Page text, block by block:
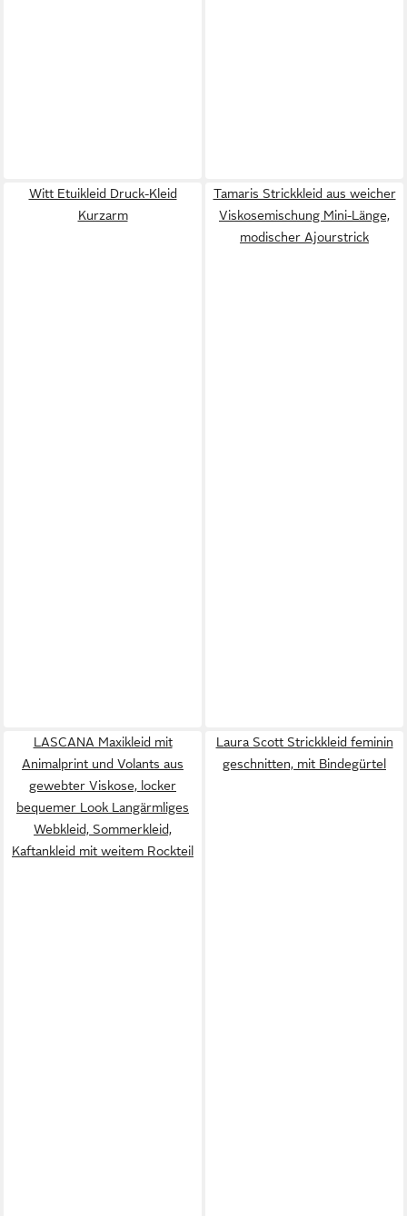
Witt Etuikleid Druck-Kleid
Kurzarm
Tamaris Strickkleid aus weicher
Viskosemischung Mini-Länge,
modischer Ajourstrick
LASCANA Maxikleid mit
Animalprint und Volants aus
gewebter Viskose, locker
bequemer Look Langärmliges
Webkleid, Sommerkleid,
Kaftankleid mit weitem Rockteil
Laura Scott Strickkleid feminin
geschnitten, mit Bindegürtel